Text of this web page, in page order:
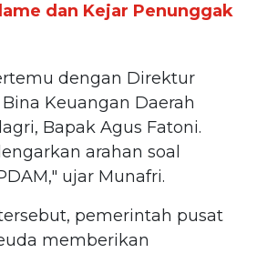
dan Kejar Penunggak
dengan Direktur
Keuangan Daerah
Bapak Agus Fatoni.
arahan soal
ujar Munafri.
pemerintah pusat
memberikan